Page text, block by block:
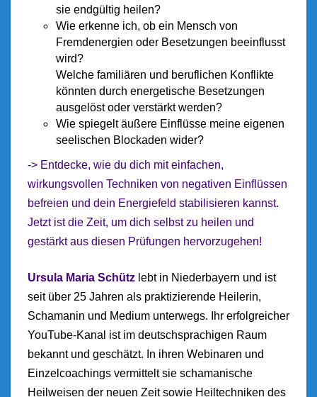
sie endgültig heilen?
Wie erkenne ich, ob ein Mensch von
Fremdenergien oder Besetzungen beeinflusst
wird?
Welche familiären und beruflichen Konflikte
könnten durch energetische Besetzungen
ausgelöst oder verstärkt werden?
Wie spiegelt äußere Einflüsse meine eigenen
seelischen Blockaden wider?
-> Entdecke, wie du dich mit einfachen,
wirkungsvollen Techniken von negativen Einflüssen
befreien und dein Energiefeld stabilisieren kannst.
Jetzt ist die Zeit, um dich selbst zu heilen und
gestärkt aus diesen Prüfungen hervorzugehen!
Ursula Maria Schütz lebt in Niederbayern und ist
seit über 25 Jahren als praktizierende Heilerin,
Schamanin und Medium unterwegs. Ihr erfolgreicher
YouTube-Kanal ist im deutschsprachigen Raum
bekannt und geschätzt. In ihren Webinaren und
Einzelcoachings vermittelt sie schamanische
Heilweisen der neuen Zeit sowie Heiltechniken des